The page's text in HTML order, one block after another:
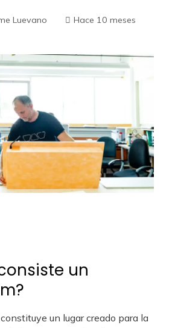
Luevano Hace 10 meses
un
constituye un lugar creado para la